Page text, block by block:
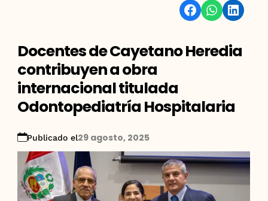
Facebook WhatsApp Linkedin
Docentes de Cayetano Heredia
contribuyen a obra
internacional titulada
Odontopediatría Hospitalaria
Publicado el29 agosto, 2025